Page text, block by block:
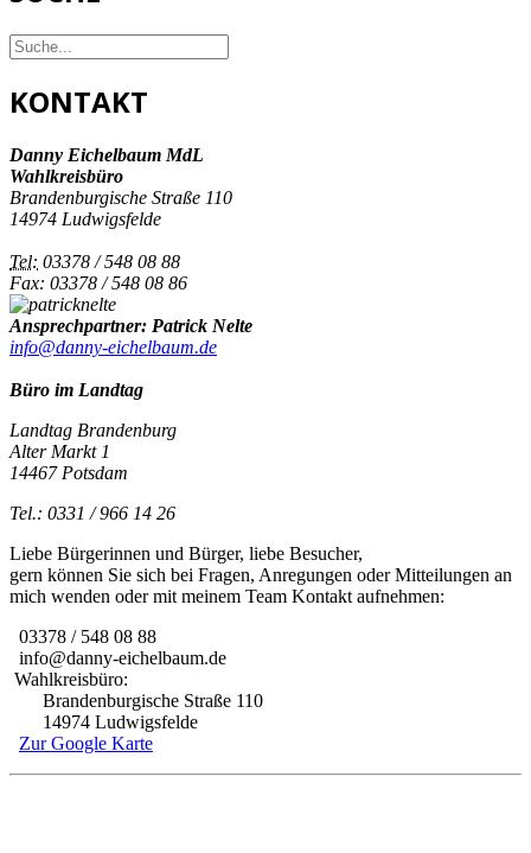
KONTAKT
Danny Eichelbaum MdL
Wahlkreisbüro
Brandenburgische Straße 110
14974 Ludwigsfelde
Tel: 03378 / 548 08 88
Fax: 03378 / 548 08 86
Ansprechpartner: Patrick Nelte
info@danny-eichelbaum.de
Büro im Landtag
Landtag Brandenburg
Alter Markt 1
14467 Potsdam
Tel.: 0331 / 966 14 26
Liebe Bürgerinnen und Bürger, liebe Besucher,
gern können Sie sich bei Fragen, Anregungen oder Mitteilungen an
mich wenden oder mit meinem Team Kontakt aufnehmen:
03378 / 548 08 88
info@danny-eichelbaum.de
Wahlkreisbüro:
Brandenburgische Straße 110
14974 Ludwigsfelde
Zur Google Karte